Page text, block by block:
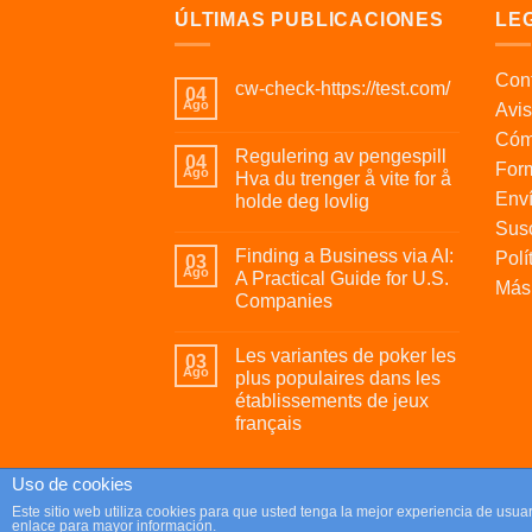
ÚLTIMAS PUBLICACIONES
04
Ago
cw-check-https://test.com/
04
Ago
Regulering av pengespill
Hva du trenger å vite for å
holde deg lovlig
03
Ago
Finding a Business via AI:
A Practical Guide for U.S.
Companies
03
Ago
Les variantes de poker les
plus populaires dans les
établissements de jeux
français
Copyright 2026 ©Parafrikis.com
Uso de cookies
Este sitio web utiliza cookies para que usted tenga la mejor experiencia de
enlace para mayor información.